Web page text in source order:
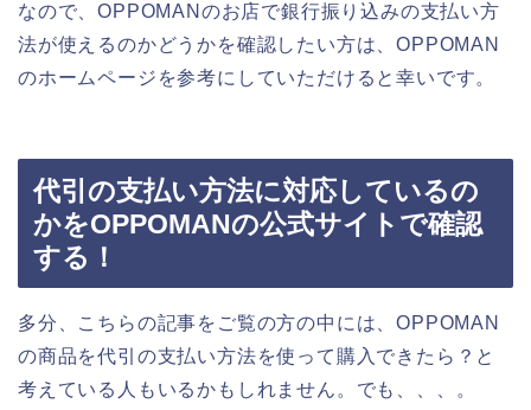
なので、OPPOMANのお店で銀行振り込みの支払い方
法が使えるのかどうかを確認したい方は、OPPOMAN
のホームページを参考にしていただけると幸いです。
代引の支払い方法に対応しているの
かをOPPOMANの公式サイトで確認
する！
多分、こちらの記事をご覧の方の中には、OPPOMAN
の商品を代引の支払い方法を使って購入できたら？と
考えている人もいるかもしれません。でも、、、。